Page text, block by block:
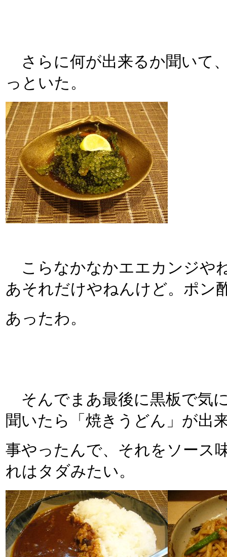
さらに何が出来るか聞いて
っといた。
こらなかなかエエカンジや
あそれだけやねんけど。ポン
あったわ。
そんでまあ最後に黒板で気
聞いたら「焼きうどん」が出
事やったんで、それをソース
れはタダみたい。